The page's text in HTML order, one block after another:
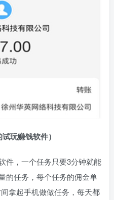
玩赚钱软件）
件，一个任务只要3分钟就能
的任务，每个任务的佣金单
拿起手机做做任务，每天都